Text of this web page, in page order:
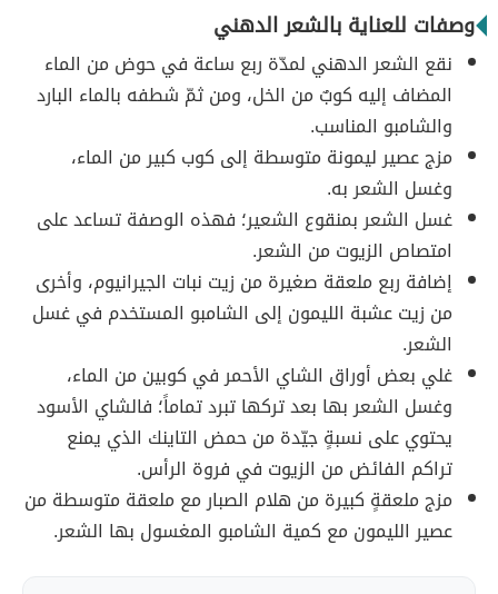
وصفات للعناية بالشعر الدهني
نقع الشعر الدهني لمدّة ربع ساعة في حوض من الماء
المضاف إليه كوبٌ من الخل، ومن ثمّ شطفه بالماء البارد
والشامبو المناسب.
مزج عصير ليمونة متوسطة إلى كوب كبير من الماء،
وغسل الشعر به.
غسل الشعر بمنقوع الشعير؛ فهذه الوصفة تساعد على
امتصاص الزيوت من الشعر.
إضافة ربع ملعقة صغيرة من زيت نبات الجيرانيوم، وأخرى
من زيت عشبة الليمون إلى الشامبو المستخدم في غسل
الشعر.
غلي بعض أوراق الشاي الأحمر في كوبين من الماء،
وغسل الشعر بها بعد تركها تبرد تماماً؛ فالشاي الأسود
يحتوي على نسبةٍ جيّدة من حمض التاينك الذي يمنع
تراكم الفائض من الزيوت في فروة الرأس.
مزج ملعقةٍ كبيرة من هلام الصبار مع ملعقة متوسطة من
عصير الليمون مع كمية الشامبو المغسول بها الشعر.